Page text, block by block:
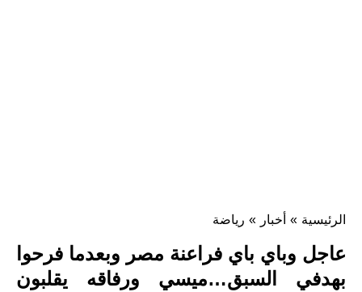
الرئيسية » أخبار » رياضة
عاجل وباي باي فراعنة مصر وبعدما فرحوا
بهدفي السبق…ميسي ورفاقه يقلبون